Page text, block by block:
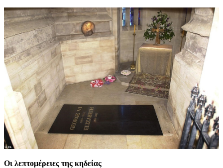
Οι λεπτομέρειες της κηδείας